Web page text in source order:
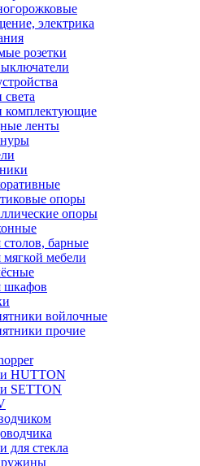
электрика
розетки
комплектующие
ленты
опоры
опоры
барные
мебели
шкафов
войлочные
прочие
HUTTON
SETTON
для стекла